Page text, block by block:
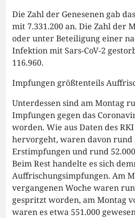
Die Zahl der Genesenen gab
mit 7.331.200 an. Die Zahl der
oder unter Beteiligung einer
Infektion mit Sars-CoV-2
116.960.
Impfungen größtenteils
Unterdessen sind am Montag
Impfungen gegen das
worden. Wie aus Daten des
hervorgeht, waren davon rund
Erstimpfungen und rund
Beim Rest handelte es sich
Auffrischungsimpfungen. Am
vergangenen Woche waren
gespritzt worden, am Montag
waren es etwa 551.000